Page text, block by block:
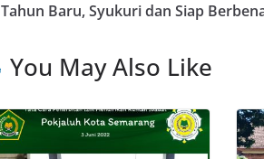
Tahun Baru, Syukuri dan Siap
You May Also Like